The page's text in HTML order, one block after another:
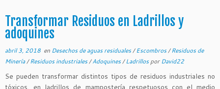
Transformar Residuos en Ladrillos y
adoquines
abril 3, 2018 en Desechos de aguas residuales/Escombros/Residuos de
Minería/Residuos industriales/Adoquines/LadrillosporDavid22
Se pueden transformar distintos tipos de residuos industriales no